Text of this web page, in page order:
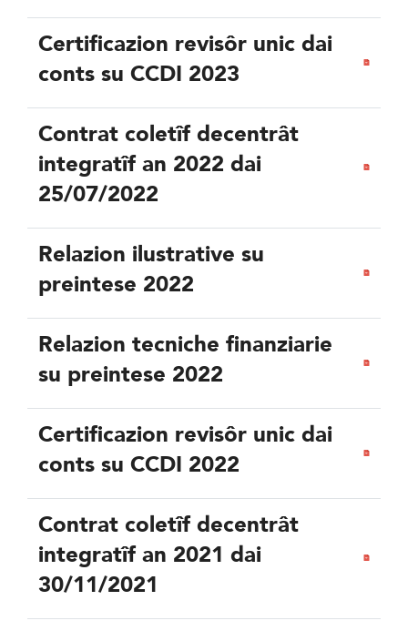
Certificazion revisôr unic dai
conts su CCDI 2023
Contrat coletîf decentrât
integratîf an 2022 dai
25/07/2022
Relazion ilustrative su
preintese 2022
Relazion tecniche finanziarie
su preintese 2022
Certificazion revisôr unic dai
conts su CCDI 2022
Contrat coletîf decentrât
integratîf an 2021 dai
30/11/2021